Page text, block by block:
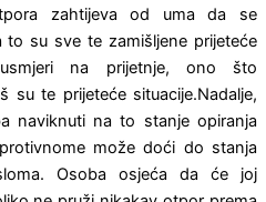
zahtijeva od uma da se
su sve te zamišljene prijeteće
na prijetnje, ono što
su te prijeteće situacije.Nadalje,
naviknuti na to stanje opiranja
može doći do stanja
Osoba osjeća da će joj